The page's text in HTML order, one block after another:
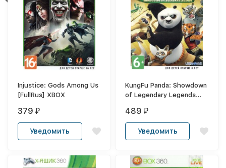
Injustice: Gods Among Us
[FullRus] XBOX
379₽
Уведомить
KungFu Panda: Showdown
of Legendary Legends
489₽
Уведомить